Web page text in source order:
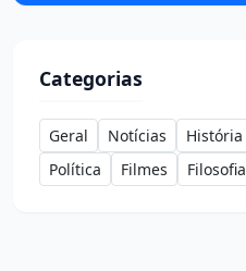
Categorias
Geral Notícias História
Política
Filmes Filosofia